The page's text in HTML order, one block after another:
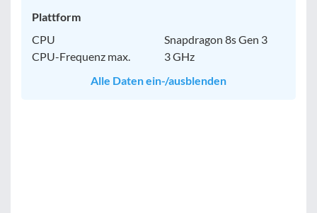
Plattform
CPU
Snapdragon 8s Gen 3
CPU-Frequenz max.
3 GHz
Alle Daten ein-/ausblenden